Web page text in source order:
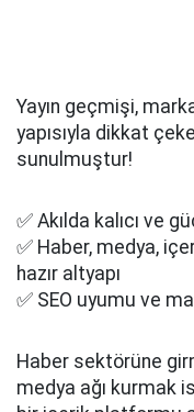
Yayın geçmişi,
yapısıyla dikkat
sunulmuştur!
✅ Akılda kalıcı ve
✅ Haber, medya,
hazır altyapı
✅ SEO uyumu ve
Haber sektörüne
medya ağı kurmak